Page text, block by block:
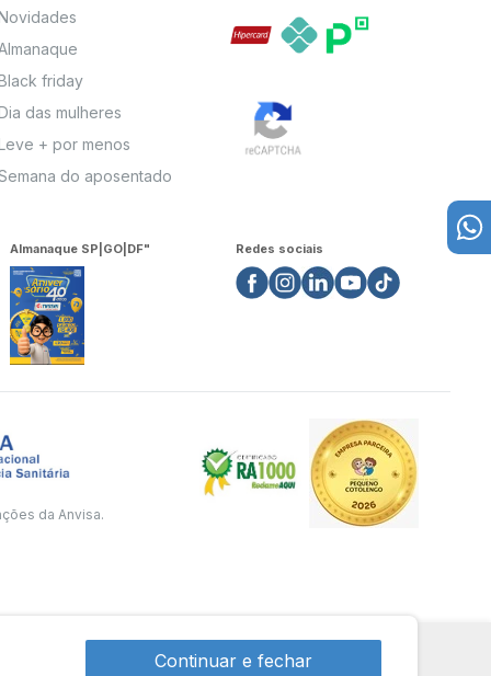
Continuar e fechar
friday
das mulheres
+ por menos
do aposentado
Almanaque SP|GO|DF" Redes sociais
da Anvisa.